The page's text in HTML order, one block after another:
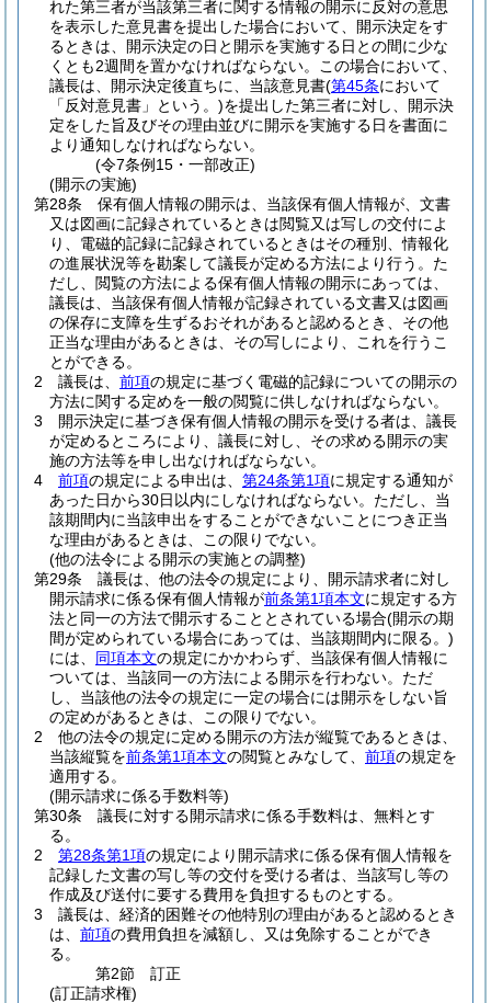
れた第三者が当該第三者に関する情報の開示に反対の意思
を表示した意見書を提出した場合において、開示決定をす
るときは、開示決定の日と開示を実施する日との間に少な
くとも2週間を置かなければならない。
この場合において、
議長は、開示決定後直ちに、当該意見書(第45条において
「反対意見書」という。)を提出した第三者に対し、開示決
定をした旨及びその理由並びに開示を実施する日を書面に
より通知しなければならない。
(令7条例15・一部改正)
(開示の実施)
第28条
保有個人情報の開示は、当該保有個人情報が、文書
又は図画に記録されているときは閲覧又は写しの交付によ
り、電磁的記録に記録されているときはその種別、情報化
の進展状況等を勘案して議長が定める方法により行う。 た
だし、閲覧の方法による保有個人情報の開示にあっては、
議長は、当該保有個人情報が記録されている文書又は図画
の保存に支障を生ずるおそれがあると認めるとき、その他
正当な理由があるときは、その写しにより、これを行うこ
とができる。
2
議長は、 前項の規定に基づく電磁的記録についての開示の
方法に関する定めを一般の閲覧に供しなければならない。
3
開示決定に基づき保有個人情報の開示を受ける者は、議長
が定めるところにより、議長に対し、その求める開示の実
施の方法等を申し出なければならない。
4
前項の規定による申出は、 第24条第1項に規定する通知が
あった日から30日以内にしなければならない。 ただし、当
該期間内に当該申出をすることができないことにつき正当
な理由があるときは、この限りでない。
(他の法令による開示の実施との調整)
第29条
議長は、他の法令の規定により、開示請求者に対し
開示請求に係る保有個人情報が前条第1項本文に規定する方
法と同一の方法で開示することとされている場合(開示の期
間が定められている場合にあっては、当該期間内に限る。)
には、 同項本文の規定にかかわらず、当該保有個人情報に
ついては、当該同一の方法による開示を行わない。 ただ
し、当該他の法令の規定に一定の場合には開示をしない旨
の定めがあるときは、この限りでない。
2
他の法令の規定に定める開示の方法が縦覧であるときは、
当該縦覧を前条第1項本文の閲覧とみなして、 前項の規定を
適用する。
(開示請求に係る手数料等)
第30条
議長に対する開示請求に係る手数料は、無料とす
る。
2
第28条第1項の規定により開示請求に係る保有個人情報を
記録した文書の写し等の交付を受ける者は、当該写し等の
作成及び送付に要する費用を負担するものとする。
3
議長は、経済的困難その他特別の理由があると認めるとき
は、 前項の費用負担を減額し、又は免除することができ
る。
第2節
訂正
(訂正請求権)